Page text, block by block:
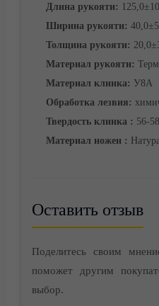
Корзина
Длина рукояти:
Ширина рукояти:
Толщина рукояти:
Материал рукояти:
Материал клинка: У8А
Обработка лезвия:
Твердость клинка : 56-
Материал ножен :
Оставить отзыв
Поделитесь своим
поможет другим
выбор.